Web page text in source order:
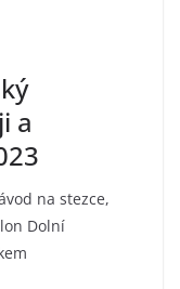
a
na stezce,
Dolní